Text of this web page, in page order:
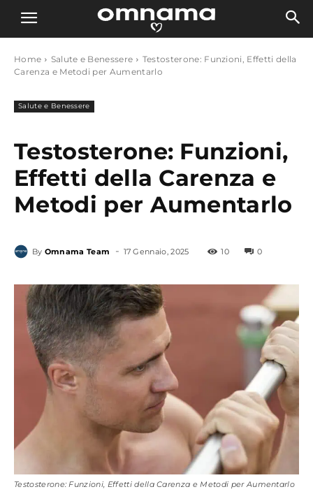
Home Salute e Benessere
Testosterone: Funzioni, Effetti della
Carenza e Metodi per Aumentarlo
Salute e Benessere
Testosterone: Funzioni,
Effetti della Carenza e
Metodi per Aumentarlo
By Omnama Team - 17 Gennaio, 2025 10 0
Testosterone: Funzioni, Effetti della Carenza e Metodi per Aumentarlo